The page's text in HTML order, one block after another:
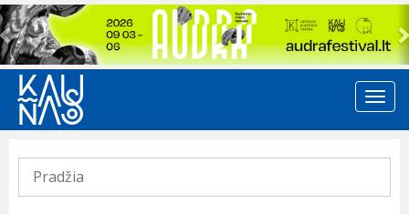
Previous
Pradžia